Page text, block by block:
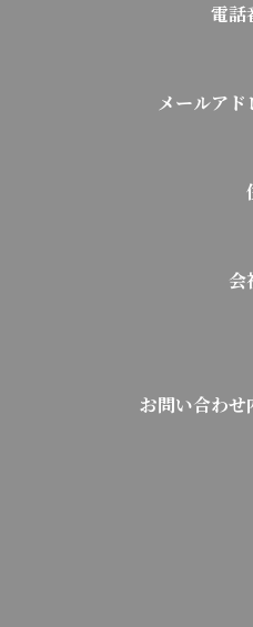
電
メールア
お問い合わ